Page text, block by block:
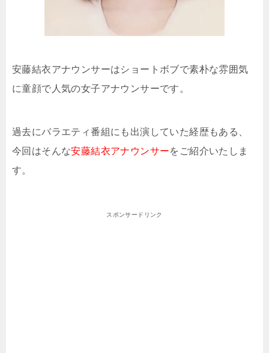
安藤結衣アナウンサーはショートボブで素朴な雰囲気
に童顔で人気の女子アナウンサーです。
過去にバラエティ番組にも出演していた経歴もある、
今回はそんな安藤結衣アナウンサーをご紹介いたしま
す。
スポンサードリンク